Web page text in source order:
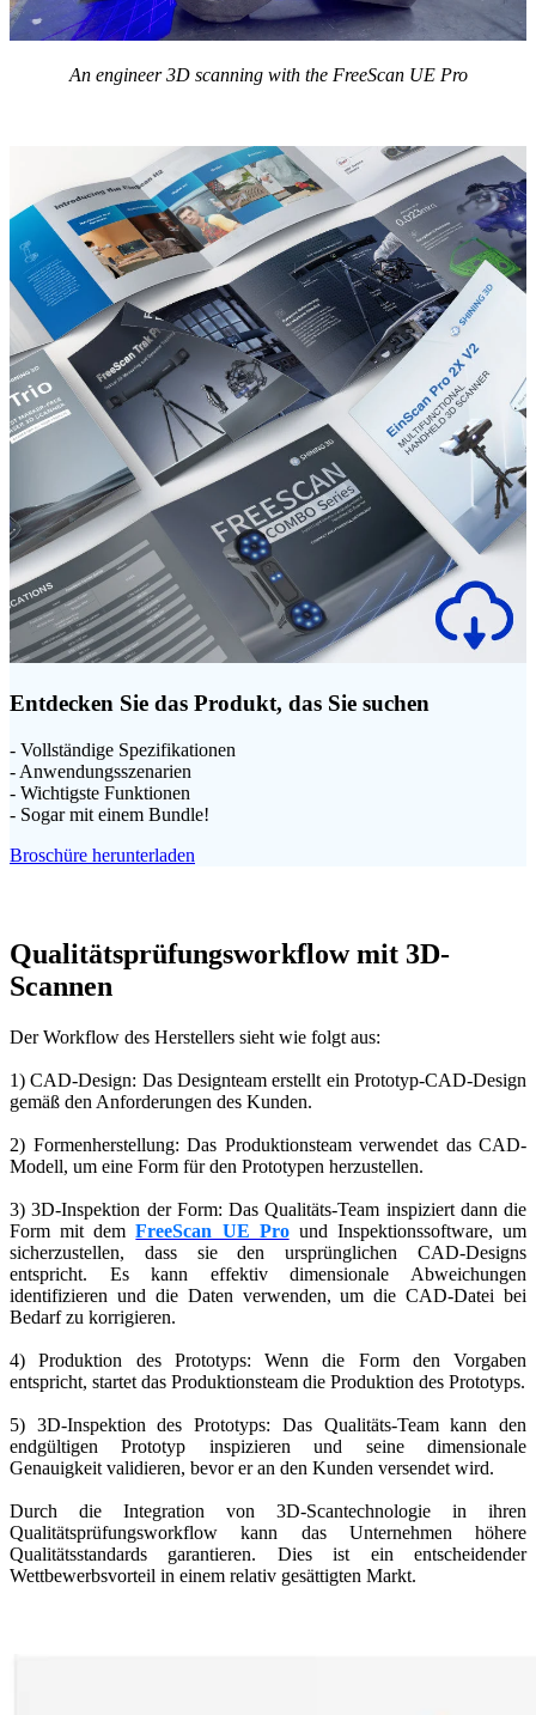
An engineer 3D scanning with the FreeScan UE Pro
Entdecken Sie das Produkt, das Sie suchen
- Vollständige Spezifikationen
- Anwendungsszenarien
- Wichtigste Funktionen
- Sogar mit einem Bundle!
Broschüre herunterladen
Qualitätsprüfungsworkflow mit 3D-
Scannen
Der Workflow des Herstellers sieht wie folgt aus:
1) CAD-Design: Das Designteam erstellt ein Prototyp-CAD-Design
gemäß den Anforderungen des Kunden.
2) Formenherstellung: Das Produktionsteam verwendet das CAD-
Modell, um eine Form für den Prototypen herzustellen.
3) 3D-Inspektion der Form: Das Qualitäts-Team inspiziert dann die
Form mit demFreeScan UE Pround Inspektionssoftware, um
sicherzustellen, dass sie den ursprünglichen CAD-Designs
entspricht. Es kann effektiv dimensionale Abweichungen
identifizieren und die Daten verwenden, um die CAD-Datei bei
Bedarf zu korrigieren.
4) Produktion des Prototyps: Wenn die Form den Vorgaben
entspricht, startet das Produktionsteam die Produktion des Prototyps.
5) 3D-Inspektion des Prototyps: Das Qualitäts-Team kann den
endgültigen Prototyp inspizieren und seine dimensionale
Genauigkeit validieren, bevor er an den Kunden versendet wird.
Durch die Integration von 3D-Scantechnologie in ihren
Qualitätsprüfungsworkflow kann das Unternehmen höhere
Qualitätsstandards garantieren. Dies ist ein entscheidender
Wettbewerbsvorteil in einem relativ gesättigten Markt.